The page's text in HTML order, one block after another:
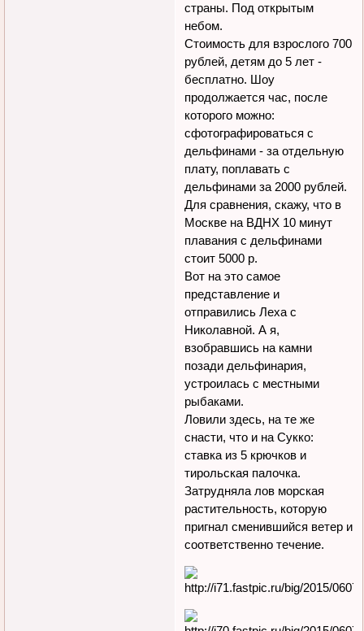
страны. Под открытым
небом.
Стоимость для взрослого 700
рублей, детям до 5 лет -
бесплатно. Шоу
продолжается час, после
которого можно:
сфотографироваться с
дельфинами - за отдельную
плату, поплавать с
дельфинами за 2000 рублей.
Для сравнения, скажу, что в
Москве на ВДНХ 10 минут
плавания с дельфинами
стоит 5000 р.
Вот на это самое
представление и
отправились Леха с
Николавной. А я,
взобравшись на камни
позади дельфинария,
устроилась с местными
рыбаками.
Ловили здесь, на те же
снасти, что и на Сукко:
ставка из 5 крючков и
тирольская палочка.
Затрудняла лов морская
растительность, которую
пригнал сменившийся ветер и
соответственно течение.